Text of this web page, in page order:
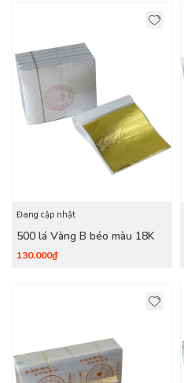
Đang cập nhật
500 lá Vàng B béo màu 18K
130.000₫